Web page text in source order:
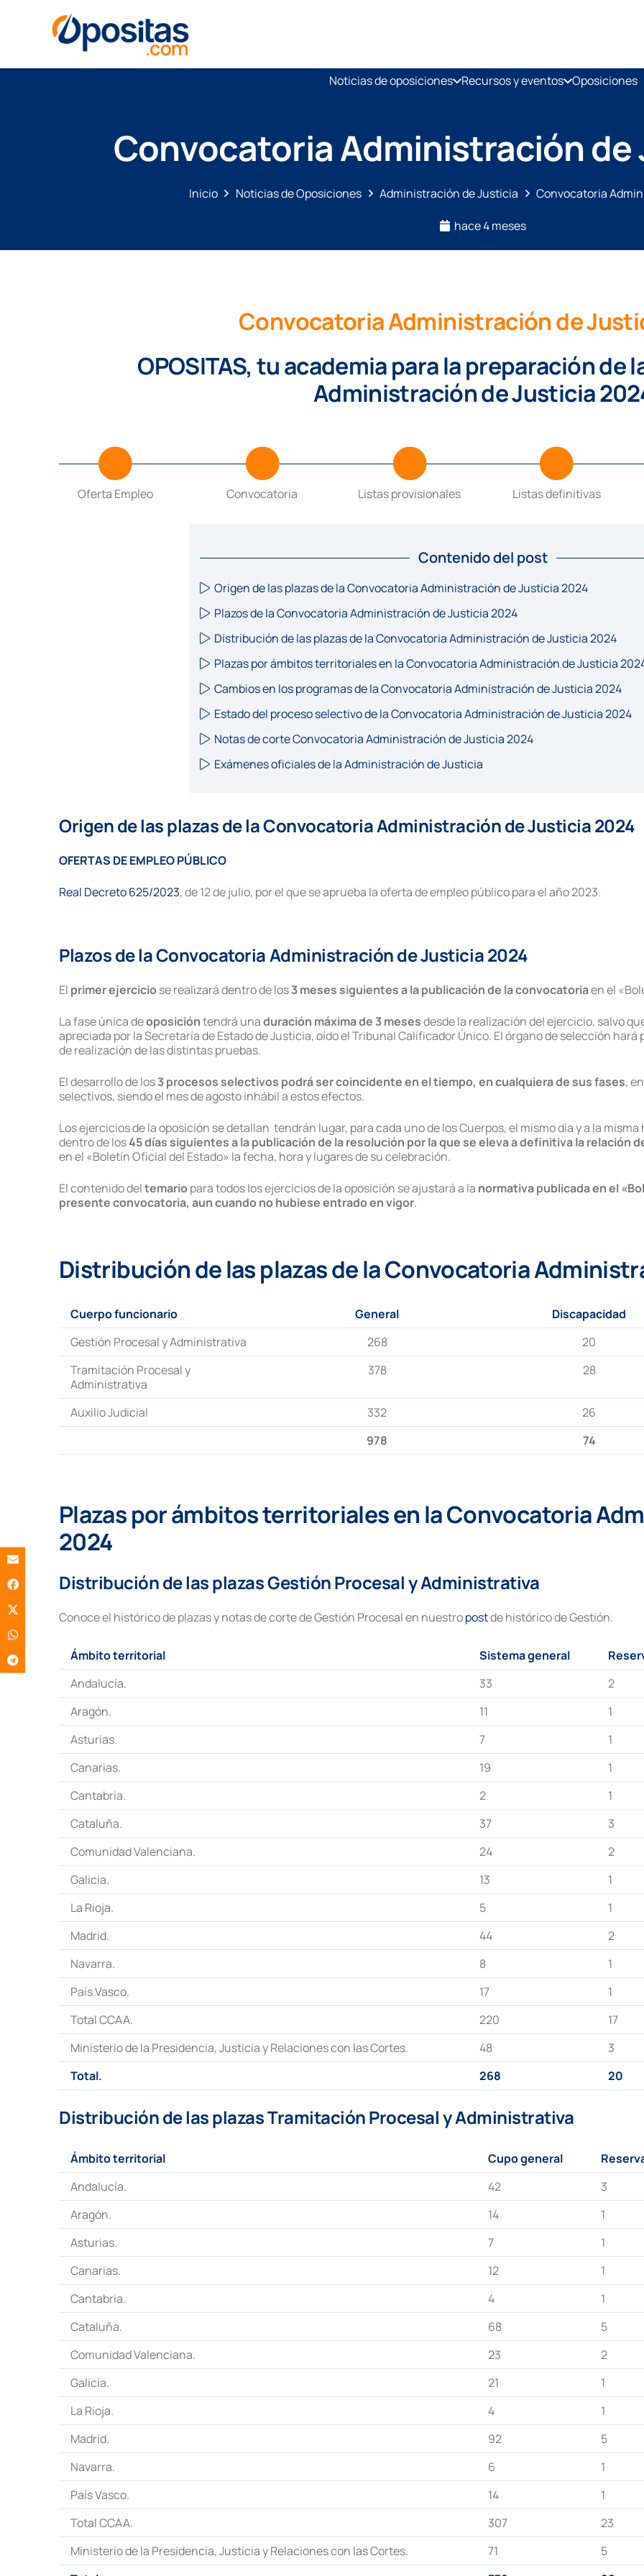
Noticias de oposiciones Recursos y eventos Oposiciones
Convocatoria Administración de
Inicio Noticias de Oposiciones Administración de Justicia Convocatoria
hace 4 meses
Convocatoria Administración de
OPOSITAS, tu academia para la preparación de
Administración de Justicia
Oferta Empleo Convocatoria Listas provisionales Listas definitivas
Contenido del post
Origen de las plazas de la Convocatoria Administración de Justicia 2024
Plazos de la Convocatoria Administración de Justicia 2024
Distribución de las plazas de la Convocatoria Administración de Justicia 2024
Plazas por ámbitos territoriales en la Convocatoria Administración de Justicia
Cambios en los programas de la Convocatoria Administración de Justicia 2024
Estado del proceso selectivo de la Convocatoria Administración de Justicia 2024
Notas de corte Convocatoria Administración de Justicia 2024
Exámenes oficiales de la Administración de Justicia
Origen de las plazasde la Convocatoria Administración de Justicia 2024
OFERTAS DE EMPLEO PÚBLICO
Real Decreto 625/2023, de 12 de julio, por el que se aprueba la oferta de empleo público para el año 2023.
Plazosde la Convocatoria Administración de Justicia 2024
El primer ejerciciose realizará dentro de los3 meses siguientes a la publicación de la convocatoriaen el
La fase única deoposicióntendrá unaduración máxima de 3 mesesdesde la realización del ejercicio, salvo
apreciada por la Secretaría de Estado de Justicia, oído el Tribunal Calificador Único. El órgano de selección
de realización de las distintas pruebas.
El desarrollo de los3 procesos selectivos podrá ser coincidente en el tiempo, en cualquiera de sus fases,
selectivos, siendo el mes de agosto inhábil a estos efectos.
Los ejercicios de la oposición se detallan tendrán lugar, para cada uno de los Cuerpos, el mismo día y a la
dentro de los45 días siguientes a la publicación de la resolución por la que se eleva a definitiva la relación
en el «Boletín Oficial del Estado» la fecha, hora y lugares de su celebración.
El contenido deltemariopara todos los ejercicios de la oposición se ajustará a la normativa publicada en el
presente convocatoria, aun cuando no hubiese entrado en vigor.
Distribución de las plazasde la Convocatoria
Cuerpo funcionario General
Discapacidad
Gestión Procesal y Administrativa
268
20
Tramitación Procesal y
Administrativa
378 28
Auxilio Judicial 332
26
978
74
Plazas por ámbitos territorialesen la Convocatoria
2024
Distribución de las plazas Gestión Procesal y Administrativa
Conoce el histórico de plazas y notas de corte de Gestión Procesal en nuestropostde histórico de Gestión.
Ámbito territorial Sistema general
Andalucía.
33
2
Aragón.
11
1
Asturias.
7
1
Canarias.
19
1
Cantabria.
2
1
Cataluña.
37
3
Comunidad Valenciana.
24
2
Galicia.
13
1
La Rioja.
5
1
Madrid.
44
2
Navarra.
8
1
País Vasco.
17
1
Total CCAA.
220
17
Ministerio de la Presidencia, Justicia y Relaciones con las Cortes.
48
3
Total.
268 20
Distribución de las plazas Tramitación Procesal y Administrativa
Ámbito territorial Cupo general
Andalucía.
42
3
Aragón.
14
1
Asturias.
7
1
Canarias.
12
1
Cantabria.
4
1
Cataluña.
68
5
Comunidad Valenciana.
23
2
Galicia.
21
1
La Rioja.
4
1
Madrid.
92
5
Navarra.
6
1
País Vasco.
14
1
Total CCAA.
307
23
Ministerio de la Presidencia, Justicia y Relaciones con las Cortes.
71
5